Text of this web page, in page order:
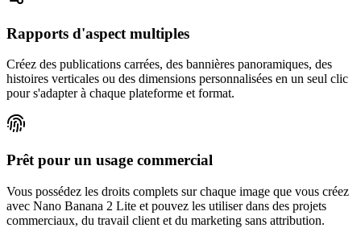
Rapports d'aspect multiples
Créez des publications carrées, des bannières panoramiques, des
histoires verticales ou des dimensions personnalisées en un seul clic
pour s'adapter à chaque plateforme et format.
Prêt pour un usage commercial
Vous possédez les droits complets sur chaque image que vous créez
avec Nano Banana 2 Lite et pouvez les utiliser dans des projets
commerciaux, du travail client et du marketing sans attribution.